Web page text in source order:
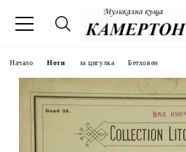
Начало Ноти за цигулка Бетховен